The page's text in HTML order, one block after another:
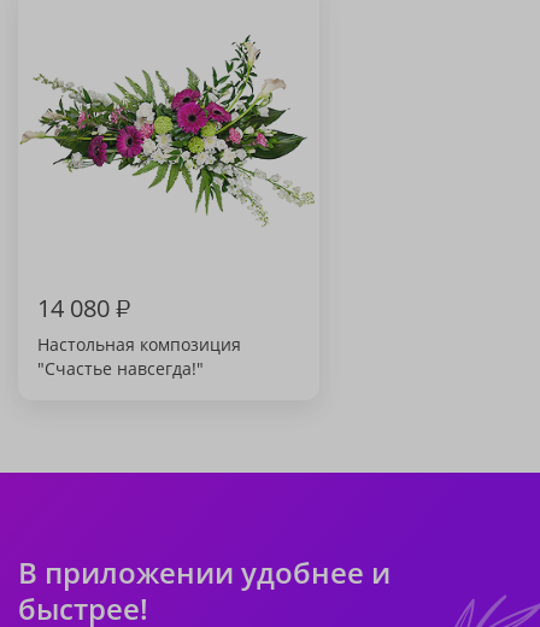
14 080₽
Настольная композиция
"Счастье навсегда!"
В приложении удобнее и
быстрее!